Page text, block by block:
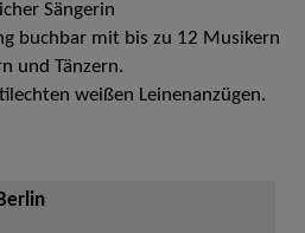
Sängerin
buchbar mit bis zu 12 Musikern
und Tänzern.
weißen Leinenanzügen.